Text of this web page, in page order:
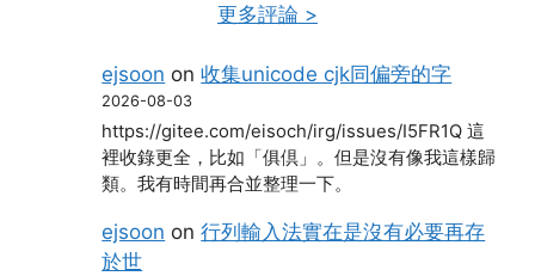
更多評論 >
ejsoon on收集unicode cjk同偏旁的字
2026-08-03
https://gitee.com/eisoch/irg/issues/I5FR1Q 這
裡收錄更全，比如「俱倶」。但是沒有像我這樣歸
類。我有時間再合並整理一下。
ejsoon on行列輸入法實在是沒有必要再存
於世